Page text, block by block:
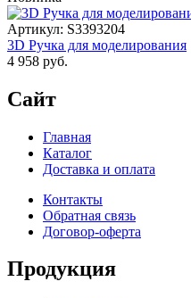
Артикул: S3393204
3D Ручка для моделирования
4 958 руб.
Сайт
Главная
Каталог
Доставка и оплата
Контакты
Обратная связь
Договор-оферта
Продукция